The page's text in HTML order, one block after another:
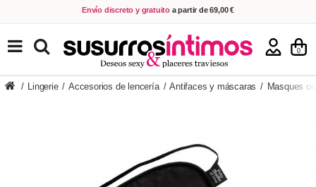
Envío discreto y gratuito a partir de 69,00 €
0
VER PRODUCTOS
/ Lingerie / Accesorios de lencería / Antifaces y máscaras / Masques